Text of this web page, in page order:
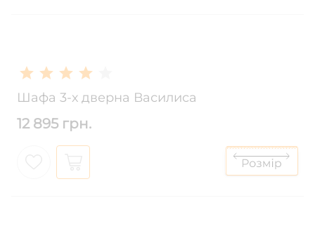
Шафа 3-х дверна Василиса
12 895 грн.